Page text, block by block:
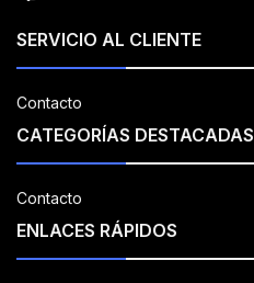
SERVICIO AL CLIENTE
Contacto
CATEGORÍAS DESTACADAS
Contacto
ENLACES RÁPIDOS